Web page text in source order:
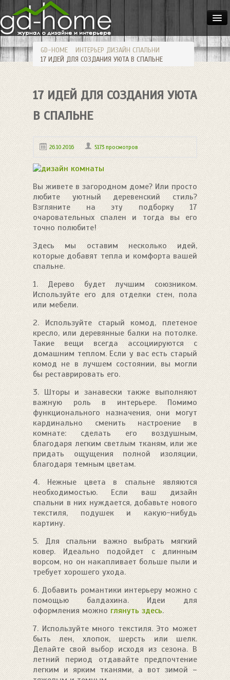
ДОМА
КВАРТИРЫ
ИНТЕРЬЕР
СТИЛИ
МЕБЕЛЬ
ОСВЕЩЕНИЕ
САД
HANDMADE
GD-HOME ИНТЕРЬЕР ДИЗАЙН СПАЛЬНИ
17 ИДЕЙ ДЛЯ СОЗДАНИЯ УЮТА В СПАЛЬНЕ
17 ИДЕЙ ДЛЯ СОЗДАНИЯ УЮТА
В СПАЛЬНЕ
26.10.2016 5173 просмотров
Вы живете в загородном доме? Или просто
любите уютный деревенский стиль?
Взгляните на эту подборку 17
очаровательных спален и тогда вы его
точно полюбите!
Здесь мы оставим несколько идей,
которые добавят тепла и комфорта вашей
спальне.
1. Дерево будет лучшим союзником.
Используйте его для отделки стен, пола
или мебели.
2. Используйте старый комод, плетеное
кресло, или деревянные балки на потолке.
Такие вещи всегда ассоциируются с
домашним теплом. Если у вас есть старый
комод не в лучшем состоянии, вы могли
бы реставрировать его.
3. Шторы и занавески также выполняют
важную роль в интерьере. Помимо
функционального назначения, они могут
кардинально сменить настроение в
комнате: сделать его воздушным,
благодаря легким светлым тканям, или же
придать ощущения полной изоляции,
благодаря темным цветам.
4. Нежные цвета в спальне являются
необходимостью. Если ваш дизайн
спальни в них нуждается, добавьте нового
текстиля, подушек и какую-нибудь
картину.
5. Для спальни важно выбрать мягкий
ковер. Идеально подойдет с длинным
ворсом, но он накапливает больше пыли и
требует хорошего ухода.
6. Добавить романтики интерьеру можно с
помощью балдахина. Идеи для
оформления можно глянуть здесь.
7. Используйте много текстиля. Это может
быть лен, хлопок, шерсть или шелк.
Делайте свой выбор исходя из сезона. В
летний период отдавайте предпочтение
легким и ярким тканями, а вот зимой –